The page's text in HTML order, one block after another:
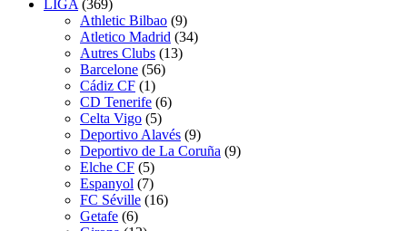
LIGA (369)
Athletic Bilbao (9)
Atletico Madrid (34)
Autres Clubs (13)
Barcelone (56)
Cádiz CF (1)
CD Tenerife (6)
Celta Vigo (5)
Deportivo Alavés (9)
Deportivo de La Coruña (9)
Elche CF (5)
Espanyol (7)
FC Séville (16)
Getafe (6)